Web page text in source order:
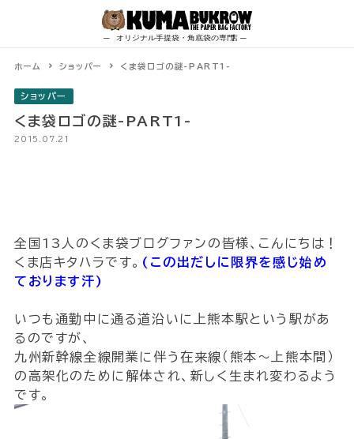
ホーム ショッパー くま袋ロゴの謎-PART1-
ショッパー
くま袋ロゴの謎-PART1-
2015.07.21
全国13人のくま袋ブログファンの皆様、こんにちは！
くま店キタハラです。 (この出だしに限界を感じ始め
ております汗)
いつも通勤中に通る道沿いに上熊本駅という駅があ
るのですが、
九州新幹線全線開業に伴う在来線（熊本～上熊本間）
の高架化のために解体され、新しく生まれ変わるよう
です。